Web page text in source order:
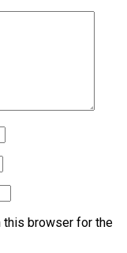
this browser for the